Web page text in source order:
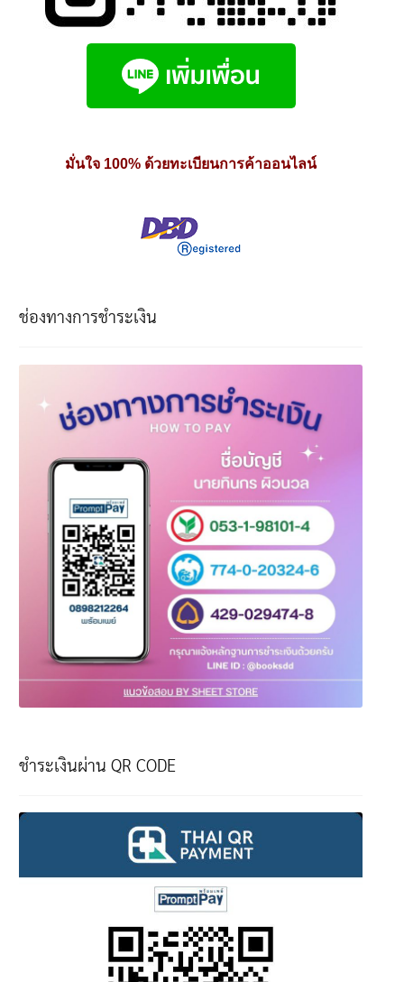
มั่นใจ 100% ด้วยทะเบียนการค้าออนไลน์
ช่องทางการชำระเงิน
ชำระเงินผ่าน QR CODE